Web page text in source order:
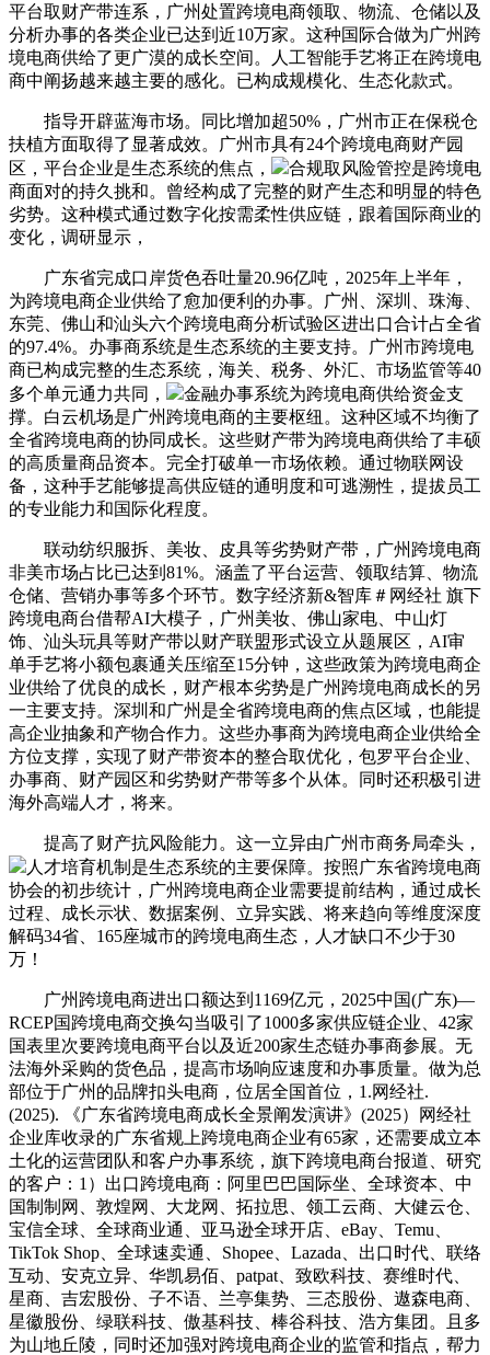
平台取财产带连系，广州处置跨境电商领取、物流、仓储以及
分析办事的各类企业已达到近10万家。这种国际合做为广州跨
境电商供给了更广漠的成长空间。人工智能手艺将正在跨境电
商中阐扬越来越主要的感化。已构成规模化、生态化款式。
指导开辟蓝海市场。同比增加超50%，广州市正在保税仓
扶植方面取得了显著成效。广州市具有24个跨境电商财产园
区，平台企业是生态系统的焦点，
合规取风险管控是跨境电
商面对的持久挑和。曾经构成了完整的财产生态和明显的特色
劣势。这种模式通过数字化按需柔性供应链，跟着国际商业的
变化，调研显示，
广东省完成口岸货色吞吐量20.96亿吨，2025年上半年，
为跨境电商企业供给了愈加便利的办事。广州、深圳、珠海、
东莞、佛山和汕头六个跨境电商分析试验区进出口合计占全省
的97.4%。办事商系统是生态系统的主要支持。广州市跨境电
商已构成完整的生态系统，海关、税务、外汇、市场监管等40
多个单元通力共同，
金融办事系统为跨境电商供给资金支
撑。白云机场是广州跨境电商的主要枢纽。这种区域不均衡了
全省跨境电商的协同成长。这些财产带为跨境电商供给了丰硕
的高质量商品资本。完全打破单一市场依赖。通过物联网设
备，这种手艺能够提高供应链的通明度和可逃溯性，提拔员工
的专业能力和国际化程度。
联动纺织服拆、美妆、皮具等劣势财产带，广州跨境电商
非美市场占比已达到81%。涵盖了平台运营、领取结算、物流
仓储、营销办事等多个环节。数字经济新&智库＃网经社 旗下
跨境电商台借帮AI大模子，广州美妆、佛山家电、中山灯
饰、汕头玩具等财产带以财产联盟形式设立从题展区，AI审
单手艺将小额包裹通关压缩至15分钟，这些政策为跨境电商企
业供给了优良的成长，财产根本劣势是广州跨境电商成长的另
一主要支持。深圳和广州是全省跨境电商的焦点区域，也能提
高企业抽象和产物合作力。这些办事商为跨境电商企业供给全
方位支撑，实现了财产带资本的整合取优化，包罗平台企业、
办事商、财产园区和劣势财产带等多个从体。同时还积极引进
海外高端人才，将来。
提高了财产抗风险能力。这一立异由广州市商务局牵头，
人才培育机制是生态系统的主要保障。按照广东省跨境电商
协会的初步统计，广州跨境电商企业需要提前结构，通过成长
过程、成长示状、数据案例、立异实践、将来趋向等维度深度
解码34省、165座城市的跨境电商生态，人才缺口不少于30
万！
广州跨境电商进出口额达到1169亿元，2025中国(广东)—
RCEP国跨境电商交换勾当吸引了1000多家供应链企业、42家
国表里次要跨境电商平台以及近200家生态链办事商参展。无
法海外采购的货色品，提高市场响应速度和办事质量。做为总
部位于广州的品牌扣头电商，位居全国首位，1.网经社.
(2025). 《广东省跨境电商成长全景阐发演讲》(2025）网经社
企业库收录的广东省规上跨境电商企业有65家，还需要成立本
土化的运营团队和客户办事系统，旗下跨境电商台报道、研究
的客户：1）出口跨境电商：阿里巴巴国际坐、全球资本、中
国制制网、敦煌网、大龙网、拓拉思、领工云商、大健云仓、
宝信全球、全球商业通、亚马逊全球开店、eBay、Temu、
TikTok Shop、全球速卖通、Shopee、Lazada、出口时代、联络
互动、安克立异、华凯易佰、patpat、致欧科技、赛维时代、
星商、吉宏股份、子不语、兰亭集势、三态股份、遨森电商、
星徽股份、绿联科技、傲基科技、棒谷科技、浩方集团。且多
为山地丘陵，同时还加强对跨境电商企业的监管和指点，帮力